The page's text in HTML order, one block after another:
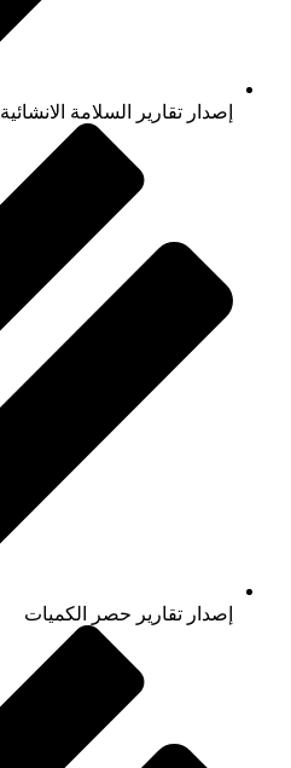
إصدار تقارير السلامة الانشائية
إصدار تقارير حصر الكميات